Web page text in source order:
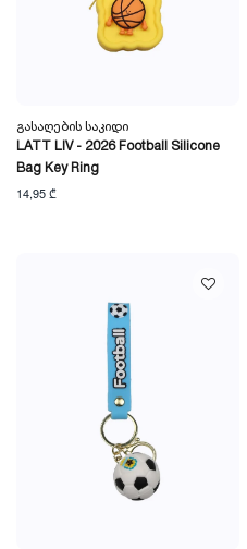
Გასაღების Საკიდი
LATT LIV - 2026 Football Silicone
Bag Key Ring
14,95 ₾